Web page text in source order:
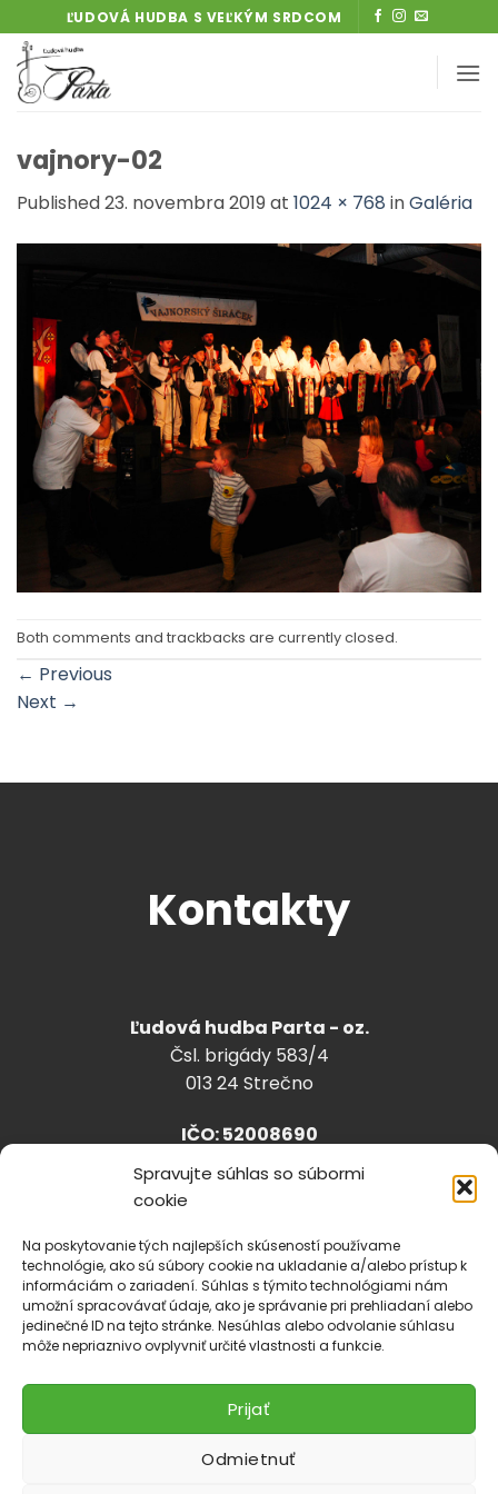
Spravujte súhlas so súbormi
cookie
Na poskytovanie tých najlepších skúseností používame
technológie, ako sú súbory cookie na ukladanie a/alebo prístup k
informáciám o zariadení. Súhlas s týmito technológiami nám
umožní spracovávať údaje, ako je správanie pri prehliadaní alebo
jedinečné ID na tejto stránke. Nesúhlas alebo odvolanie súhlasu
môže nepriaznivo ovplyvniť určité vlastnosti a funkcie.
Prijať
Odmietnuť
to
content
ĽUDOVÁ HUDBA S VEĽKÝM SRDCOM
vajnory-02
Published23. novembra 2019 at 1024 × 768 inGaléria
Both comments and trackbacks are currently closed.
← Previous
Next →
Kontakty
Ľudová hudba Parta - oz.
Čsl. brigády 583/4
013 24 Strečno
IČO: 52008690
+421918 530 888
Cookies